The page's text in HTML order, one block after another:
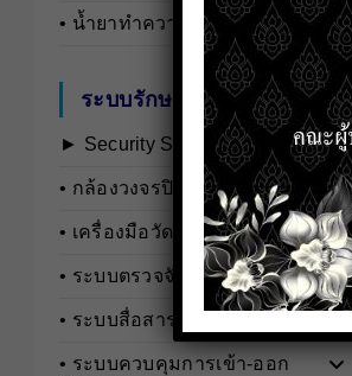
• น้ำยาทำความสะอาดเชื้อโรค
ระบบรักษาความปลอดภัย
► Security Systems …(ดูทั้งหมด)
• กล้องวงจรปิดและอุปกรณ์เสริม
• เครื่องมือวัดอุตสาหกรรม
• ระบบตรวจจับและวิเคราะห์บุคคล
• ระบบสื่อสารและอินเตอร์คอม
• ระบบควบคุมการเข้า-ออก